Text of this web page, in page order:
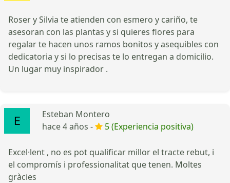
Roser y Silvia te atienden con esmero y cariño, te
asesoran con las plantas y si quieres flores para
regalar te hacen unos ramos bonitos y asequibles con
dedicatoria y si lo precisas te lo entregan a domicilio.
Un lugar muy inspirador .
Esteban Montero
hace 4 años -
5 (Experiencia positiva)
Excel·lent , no es pot qualificar millor el tracte rebut, i
el compromís i professionalitat que tenen. Moltes
gràcies